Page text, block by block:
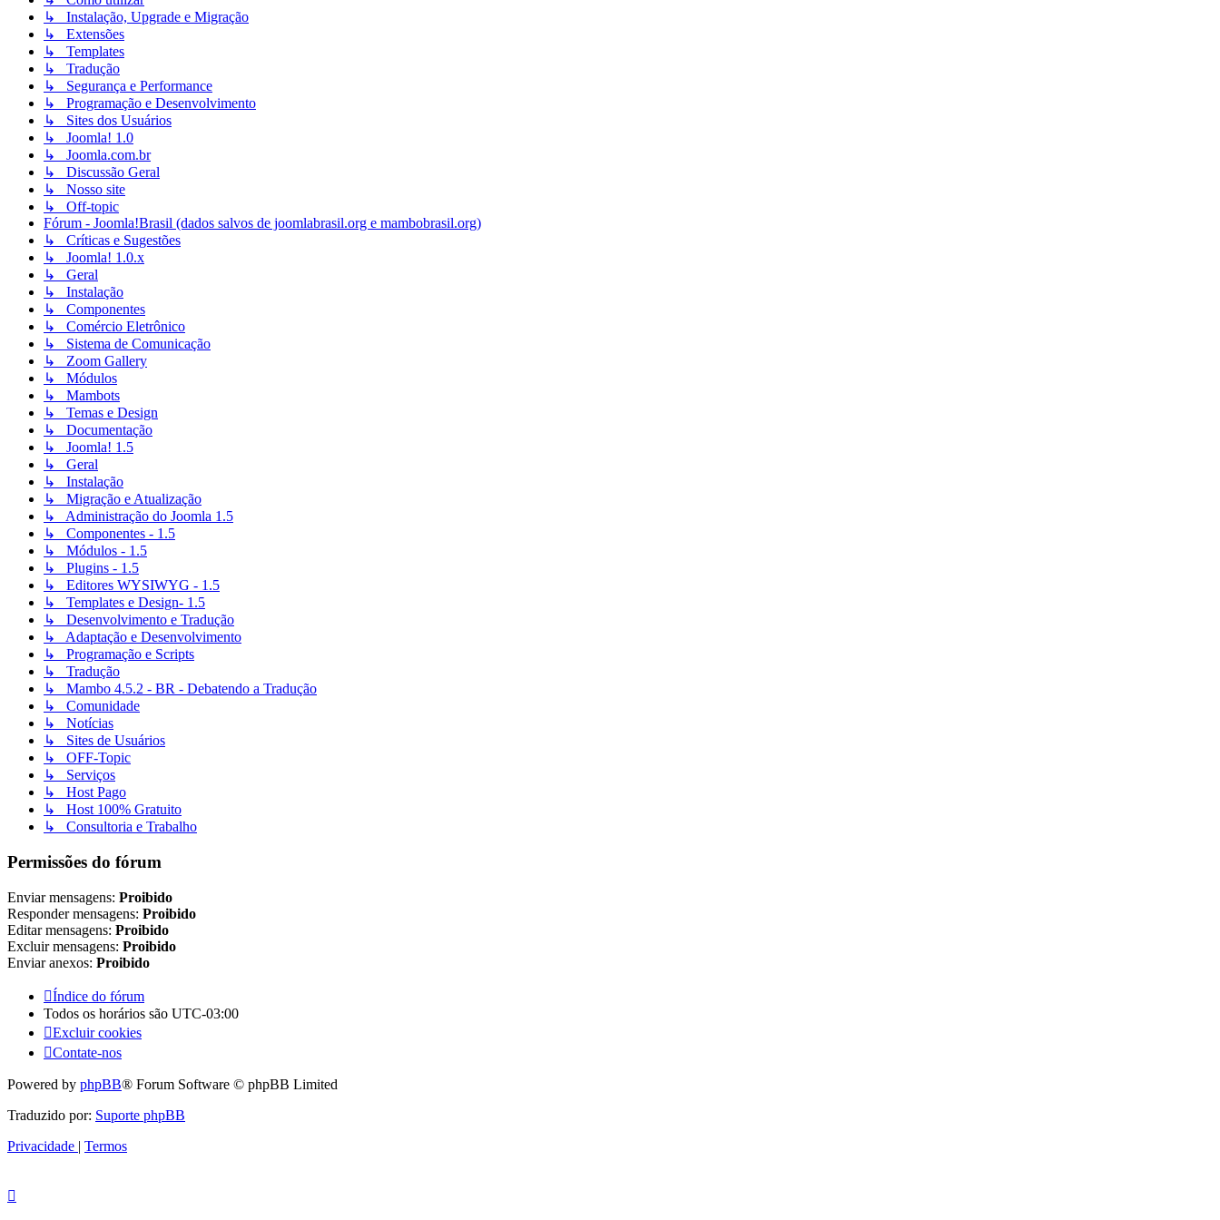
↳ Instalação, Upgrade e Migração
↳ Extensões
↳ Templates
↳ Tradução
↳ Segurança e Performance
↳ Programação e Desenvolvimento
↳ Sites dos Usuários
↳ Joomla! 1.0
↳ Joomla.com.br
↳ Discussão Geral
↳ Nosso site
↳ Off-topic
Fórum - Joomla!Brasil (dados salvos de joomlabrasil.org e mambobrasil.org)
↳ Críticas e Sugestões
↳ Joomla! 1.0.x
↳ Geral
↳ Instalação
↳ Componentes
↳ Comércio Eletrônico
↳ Sistema de Comunicação
↳ Zoom Gallery
↳ Módulos
↳ Mambots
↳ Temas e Design
↳ Documentação
↳ Joomla! 1.5
↳ Geral
↳ Instalação
↳ Migração e Atualização
↳ Administração do Joomla 1.5
↳ Componentes - 1.5
↳ Módulos - 1.5
↳ Plugins - 1.5
↳ Editores WYSIWYG - 1.5
↳ Templates e Design- 1.5
↳ Desenvolvimento e Tradução
↳ Adaptação e Desenvolvimento
↳ Programação e Scripts
↳ Tradução
↳ Mambo 4.5.2 - BR - Debatendo a Tradução
↳ Comunidade
↳ Notícias
↳ Sites de Usuários
↳ OFF-Topic
↳ Serviços
↳ Host Pago
↳ Host 100% Gratuito
↳ Consultoria e Trabalho
Permissões do fórum
Enviar mensagens: Proibido
Responder mensagens: Proibido
Editar mensagens: Proibido
Excluir mensagens: Proibido
Enviar anexos: Proibido
Índice do fórum
Todos os horários são UTC-03:00
Excluir cookies
Contate-nos
Powered by phpBB® Forum Software © phpBB Limited
Traduzido por: Suporte phpBB
Privacidade | Termos